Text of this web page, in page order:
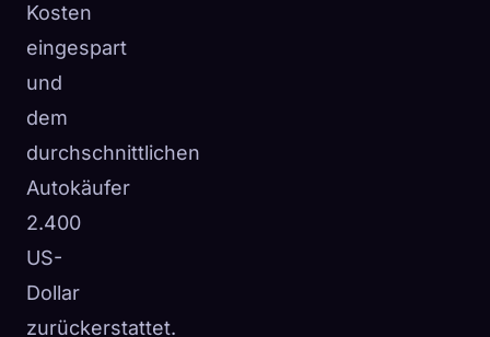
Kosten
eingespart
und
dem
durchschnittlichen
Autokäufer
2.400
US-
Dollar
zurückerstattet.